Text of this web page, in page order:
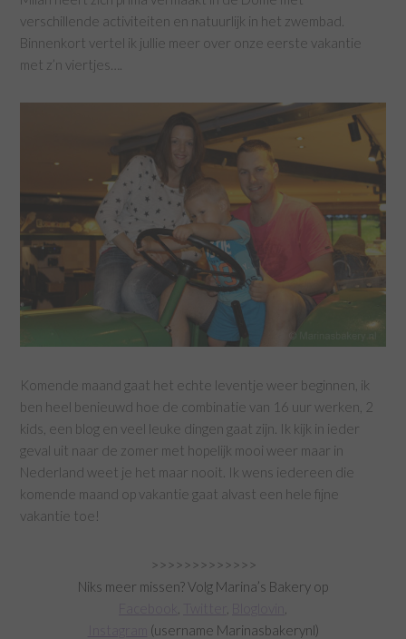
verschillende activiteiten en natuurlijk in het zwembad.
Binnenkort vertel ik jullie meer over onze eerste vakantie
met z’n viertjes….
Komende maand gaat het echte leventje weer beginnen, ik
ben heel benieuwd hoe de combinatie van 16 uur werken, 2
kids, een blog en veel leuke dingen gaat zijn. Ik kijk in ieder
geval uit naar de zomer met hopelijk mooi weer maar in
Nederland weet je het maar nooit. Ik wens iedereen die
komende maand op vakantie gaat alvast een hele fijne
vakantie toe!
>>>>>>>>>>>>>
Niks meer missen? Volg Marina’s Bakery op
Bloglovin
Instagram
(username Marinasbakerynl)